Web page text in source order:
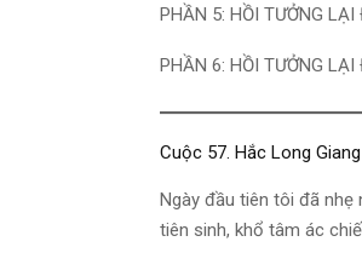
PHẦN 5: HỒI TƯỞNG
PHẦN 6: HỒI TƯỞNG
Cuộc 57. Hắc Long
Ngày đầu tiên tôi đã nhẹ
tiên sinh, khổ tâm ác